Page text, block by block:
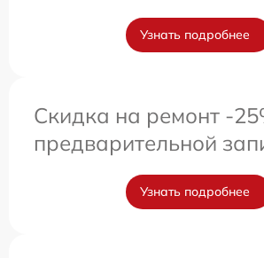
Узнать подробнее
Скидка на ремонт -
предварительной
Узнать подробнее